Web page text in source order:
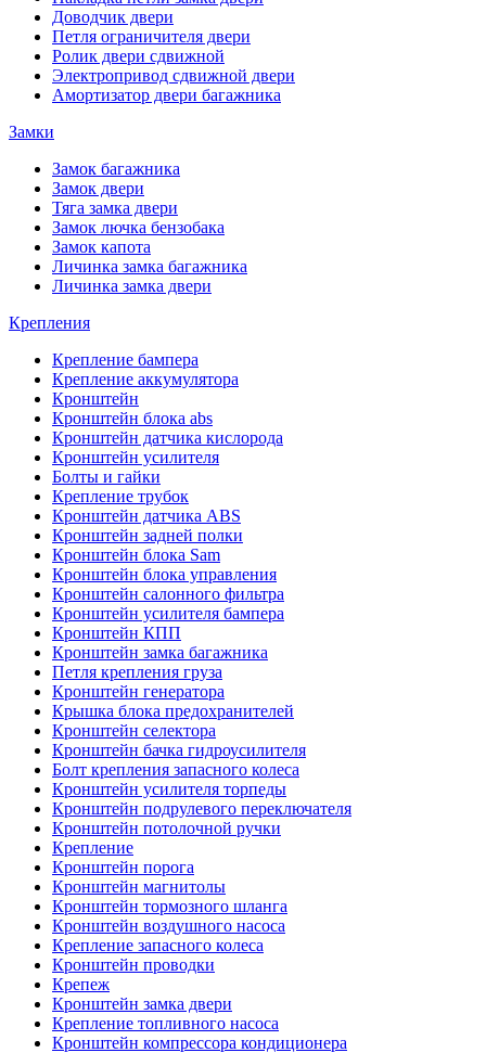
Доводчик двери
Петля ограничителя двери
Ролик двери сдвижной
Электропривод сдвижной двери
Амортизатор двери багажника
Замки
Замок багажника
Замок двери
Тяга замка двери
Замок лючка бензобака
Замок капота
Личинка замка багажника
Личинка замка двери
Крепления
Крепление бампера
Крепление аккумулятора
Кронштейн
Кронштейн блока abs
Кронштейн датчика кислорода
Кронштейн усилителя
Болты и гайки
Крепление трубок
Кронштейн датчика ABS
Кронштейн задней полки
Кронштейн блока Sam
Кронштейн блока управления
Кронштейн салонного фильтра
Кронштейн усилителя бампера
Кронштейн КПП
Кронштейн замка багажника
Петля крепления груза
Кронштейн генератора
Крышка блока предохранителей
Кронштейн селектора
Кронштейн бачка гидроусилителя
Болт крепления запасного колеса
Кронштейн усилителя торпеды
Кронштейн подрулевого переключателя
Кронштейн потолочной ручки
Крепление
Кронштейн порога
Кронштейн магнитолы
Кронштейн тормозного шланга
Кронштейн воздушного насоса
Крепление запасного колеса
Кронштейн проводки
Крепеж
Кронштейн замка двери
Крепление топливного насоса
Кронштейн компрессора кондиционера